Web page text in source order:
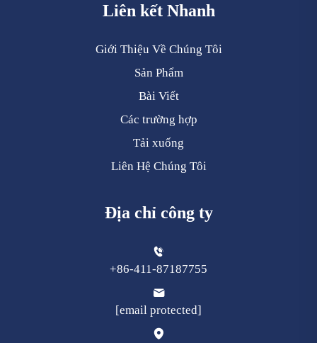
Liên kết Nhanh
Giới Thiệu Về Chúng Tôi
Sản Phẩm
Bài Viết
Các trường hợp
Tải xuống
Liên Hệ Chúng Tôi
Địa chỉ công ty
+86-411-87187755
[email protected]